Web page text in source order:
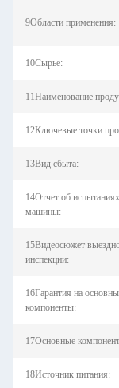
9Области применения:
10Сырье:
11Наименование
12Ключевые точки
13Вид сбыта:
14Отчет об испытаниях
машины:
15Видеосюжет
инспекции:
16Гарантия на
компоненты:
17Основные
18Источник питания: